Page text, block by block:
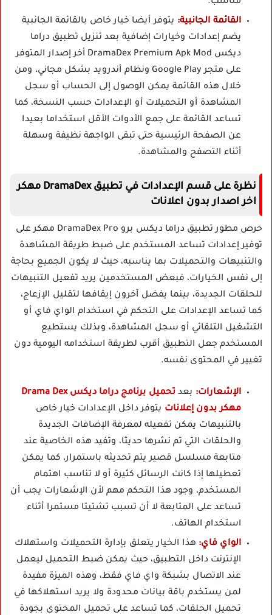
القائمة الجانبية: يتوفر أيضا خيار خاص بالقائمة الجانبية
يضم إعدادات وخيارات إضافية بعد تنزيل تطبيق دراما
ديكس DramaDex Premium Apk Mod أخر إصدار المتوفر
على متجر Google Play ونظام أندرويد بشكل مجاني، ومن
خلال هذه القائمة يمكن الوصول إلى الحساب أو سجل
المشاهدة أو التحميلات أو الإعدادات حسب النسخة، كما
تساعد القائمة على جمع الأدوات الأقل استخداما بعيدا
عن الصفحة الرئيسية حتى تبقى الواجهة نظيفة وسهلة
أثناء التصفح والمشاهدة.
نظرة على قسم الإعدادات في تطبيق DramaDex مهكر
اخر اصدار بدون اعلانات
حرص مطور تطبيق دراما ديكس برو DramaDex Pro مهكر على
توفير إعدادات تساعد المستخدم على ضبط طريقة المشاهدة
والتنبيهات والتحميلات بما يناسبه، حيث لا يكون الجميع بحاجة
إلى نفس الخيارات، فبعض المستخدمين يريد تفعيل التنبيهات
للحلقات الجديدة، بينما يفضل آخرون إيقافها لتقليل الإزعاج،
كما تساعد الإعدادات على التحكم في استخدام الواي فاي أو
التشغيل التلقائي أو سجل المشاهدة، وبذلك يستطيع
المستخدم جعل التطبيق أقرب لطريقة استخدامه اليومية دون
تغيير في المحتوى نفسه.
الإشعارات: بعد
تحميل برنامج دراما ديكس Drama Dex
مهكر بدون إعلانات يتوفر داخل الإعدادات خيار خاص
بالتنبيهات يمكن تفعيله لمعرفة الإضافات الجديدة
والحلقات التي تم نشرها حديثا، وتفيد هذه الخاصية عند
متابعة مسلسل قصير يتم تحديثه باستمرار، كما يمكن
تعطيلها إذا كانت الرسائل كثيرة أو لا تناسب اهتمام
المستخدم، وجود هذا التحكم مهم لأن الإشعارات يجب أن
تساعد على المتابعة لا أن تسبب تشتيتا مستمرا أثناء
استخدام الهاتف.
الواي فاي: هذا الخيار يتعلق بإدارة التحميلات واستهلاك
الإنترنت داخل التطبيق، حيث يمكن ضبط التحميل ليعمل
عند الاتصال بشبكة واي فاي فقط، وهذه الميزة مفيدة
لمن يستخدم باقة بيانات محدودة ولا يريد استهلاكها في
تحميل الحلقات، كما تساعد على تحميل المحتوى بجودة